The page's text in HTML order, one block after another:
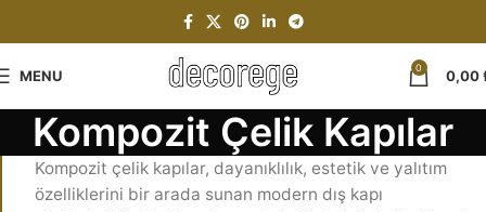
MENU 0 0,00
Kompozit Çelik Kapılar
Kompozit çelik kapılar, dayanıklılık, estetik ve yalıtım
özelliklerini bir arada sunan modern dış kapı